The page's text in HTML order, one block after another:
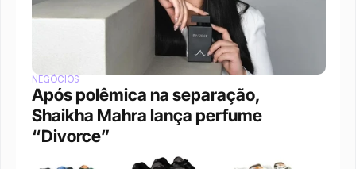
NEGÓCIOS
Após polêmica na separação,
Shaikha Mahra lança perfume
“Divorce”